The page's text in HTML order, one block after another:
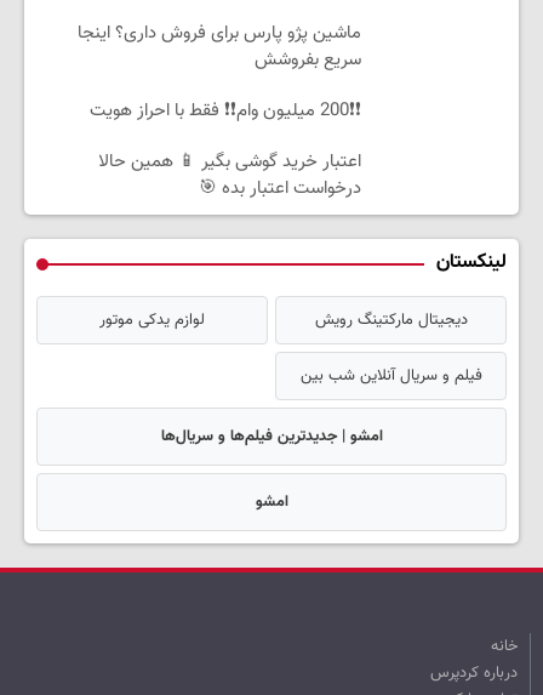
ماشین پژو پارس برای فروش داری؟ اینجا
سریع بفروشش
❗❗200 میلیون وام❗❗ فقط با احراز هویت
اعتبار خرید گوشی بگیر 📱 همین حالا
درخواست اعتبار بده 🎯
لینکستان
دیجیتال مارکتینگ رویش لوازم یدکی موتور
فیلم و سریال آنلاین شب بین
امشو | جدیدترین فیلم‌ها و سریال‌ها
امشو
خانه
درباره کردپرس